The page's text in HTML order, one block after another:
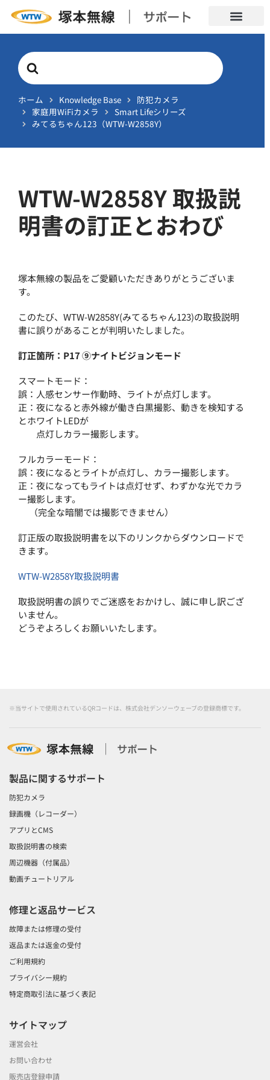
Search
For
ホーム Knowledge Base
防犯カメラ
家庭用WiFiカメラ
Smart Lifeシリーズ
みてるちゃん123（WTW-W2858Y）
WTW-W2858Y 取扱説
明書の訂正とおわび
塚本無線の製品をご愛顧いただきありがとうございま
す。
このたび、WTW-W2858Y(みてるちゃん123)の取扱説明
書に誤りがあることが判明いたしました。
訂正箇所：P17 ⑨ナイトビジョンモード
スマートモード：
誤：人感センサー作動時、ライトが点灯します。
正：夜になると赤外線が働き白黒撮影、動きを検知する
とホワイトLEDが
点灯しカラー撮影します。
フルカラーモード：
誤：夜になるとライトが点灯し、カラー撮影します。
正：夜になってもライトは点灯せず、わずかな光でカラ
ー撮影します。
（完全な暗闇では撮影できません）
訂正版の取扱説明書を以下のリンクからダウンロードで
きます。
WTW-W2858Y取扱説明書
取扱説明書の誤りでご迷惑をおかけし、誠に申し訳ござ
いません。
どうぞよろしくお願いいたします。
※当サイトで使用されているQRコードは、株式会社デンソーウェーブの登録商標です。
製品に関するサポート
防犯カメラ
録画機（レコーダー）
アプリとCMS
取扱説明書の検索
周辺機器（付属品）
動画チュートリアル
修理と返品サービス
故障または修理の受付
返品または返金の受付
ご利用規約
プライバシー規約
特定商取引法に基づく表記
サイトマップ
運営会社
お問い合わせ
販売店登録申請